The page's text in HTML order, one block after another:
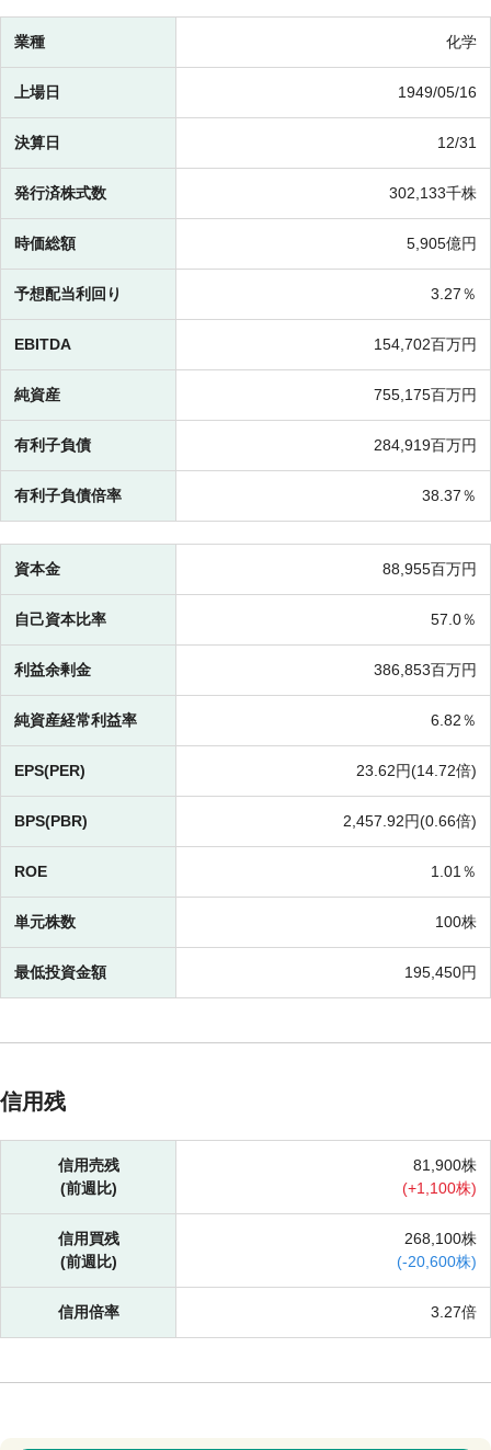
業種 化学
上場日 1949/05/16
決算日 12/31
発行済株式数 302,133千株
時価総額 5,905億円
予想配当利回り 3.27％
EBITDA 154,702百万円
純資産 755,175百万円
有利子負債 284,919百万円
有利子負債倍率 38.37％
資本金 88,955百万円
自己資本比率 57.0％
利益余剰金 386,853百万円
純資産経常利益率 6.82％
EPS(PER) 23.62円(14.72倍)
BPS(PBR) 2,457.92円(0.66倍)
ROE 1.01％
単元株数 100株
最低投資金額 195,450円
信用残
信用売残
(前週比)
81,900株
(+1,100株)
信用買残
(前週比)
268,100株
(-20,600株)
信用倍率 3.27倍